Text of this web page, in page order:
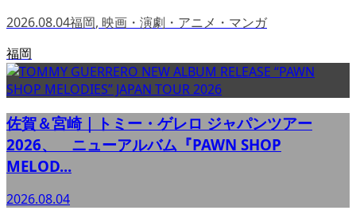
2026.08.04福岡, 映画・演劇・アニメ・マンガ
福岡
佐賀＆宮崎｜トミー・ゲレロ ジャパンツアー
2026、 ニューアルバム『PAWN SHOP
MELOD...
2026.08.04